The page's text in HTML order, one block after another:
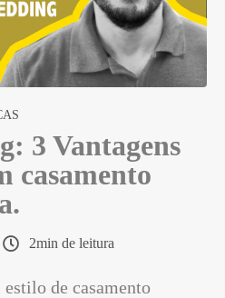
3 Vantagens
casamento
2min de leitura
de casamento